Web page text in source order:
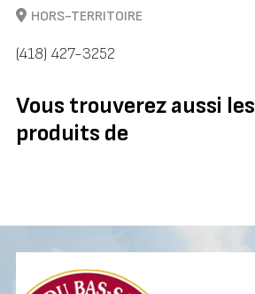
HORS-TERRITOIRE
(418) 427-3252
Vous trouverez aussi les
produits de